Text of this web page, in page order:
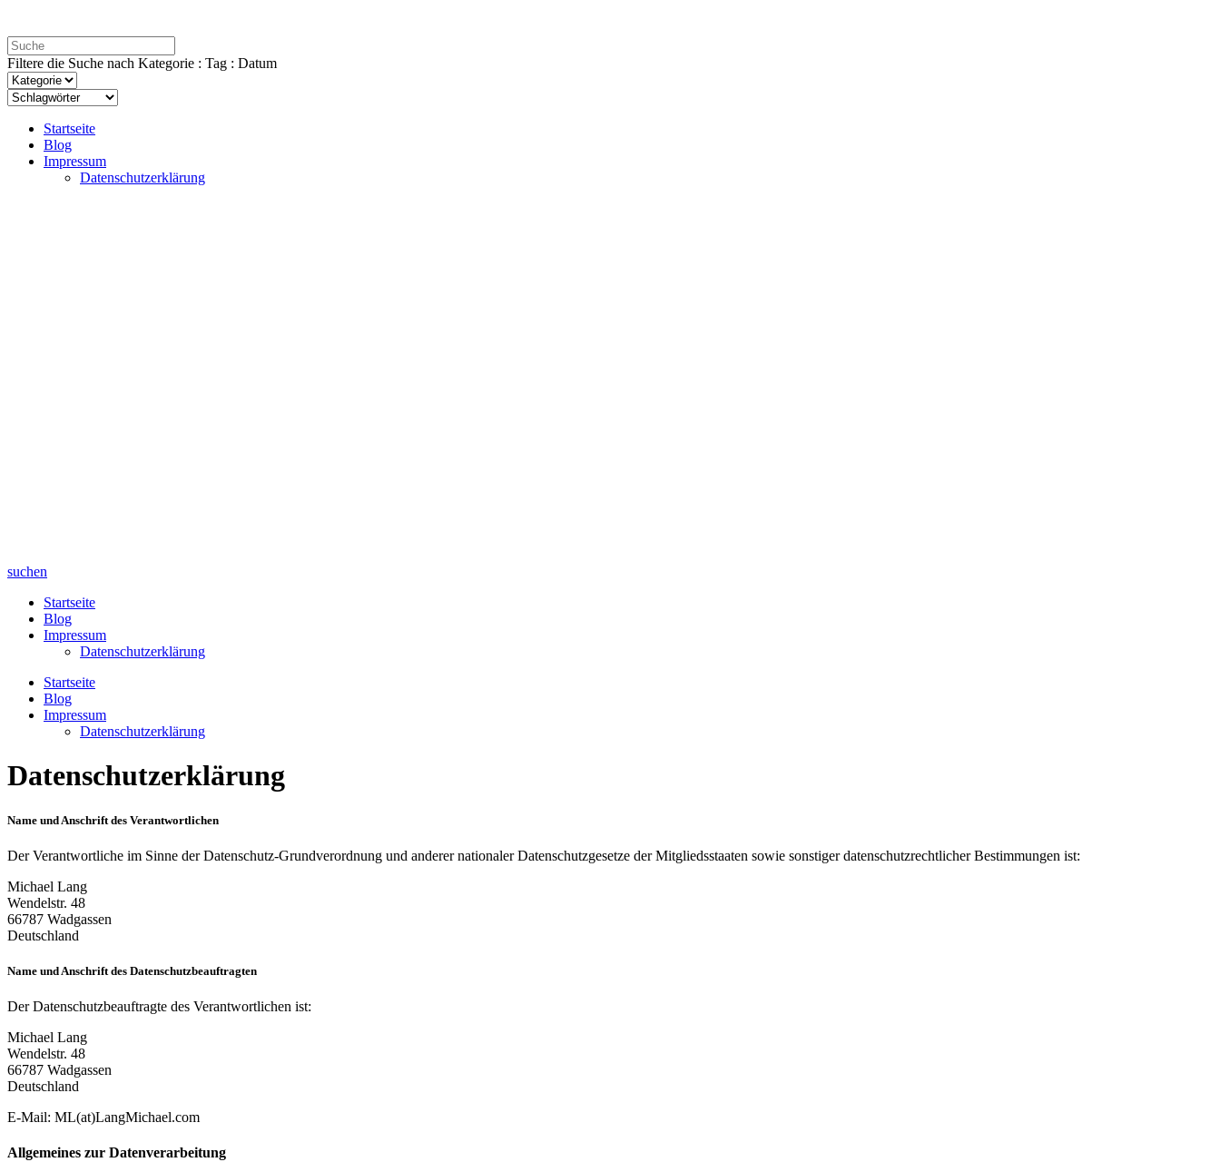
Filtere die Suche nach Kategorie : Tag : Datum
Startseite
Blog
Impressum
Datenschutzerklärung
suchen
Startseite
Blog
Impressum
Datenschutzerklärung
Startseite
Blog
Impressum
Datenschutzerklärung
Datenschutzerklärung
Name und Anschrift des Verantwortlichen
Der Verantwortliche im Sinne der Datenschutz-Grundverordnung und anderer nationaler Datenschutzgesetze der Mitgliedsstaaten sowie sonstiger datenschutzrechtlicher Bestimmungen ist:
Michael Lang
Wendelstr. 48
66787 Wadgassen
Deutschland
Name und Anschrift des Datenschutzbeauftragten
Der Datenschutzbeauftragte des Verantwortlichen ist:
Michael Lang
Wendelstr. 48
66787 Wadgassen
Deutschland
E-Mail: ML(at)LangMichael.com
Allgemeines zur Datenverarbeitung